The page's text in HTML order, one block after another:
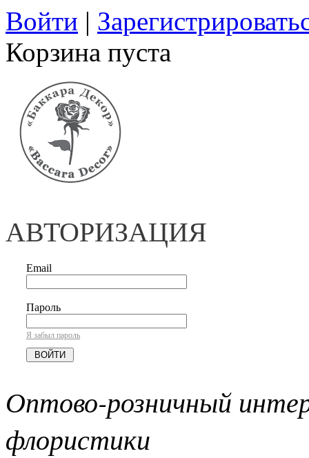
Войти |
Корзина пуста
АВТОРИЗАЦИЯ
Email
Пароль
Я забыл пароль
Оптово-розничный
флористики